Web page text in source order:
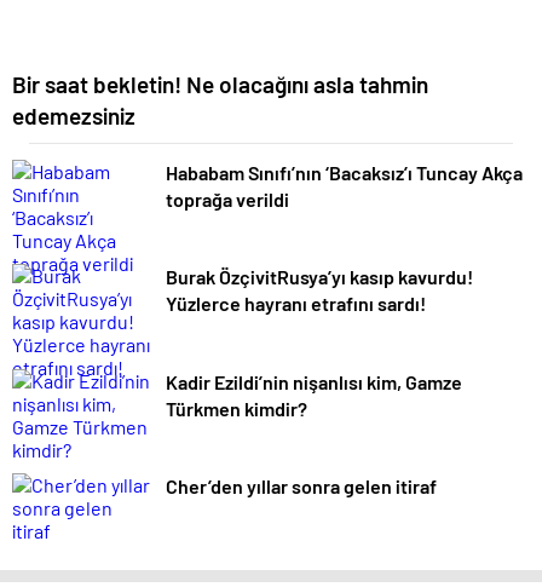
Bir saat bekletin! Ne olacağını asla tahmin
edemezsiniz
Hababam Sınıfı’nın ‘Bacaksız’ı Tuncay Akça
toprağa verildi
Burak ÖzçivitRusya’yı kasıp kavurdu!
Yüzlerce hayranı etrafını sardı!
Kadir Ezildi’nin nişanlısı kim, Gamze
Türkmen kimdir?
Cher’den yıllar sonra gelen itiraf